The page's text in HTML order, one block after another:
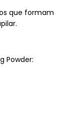
que formam
Powder: